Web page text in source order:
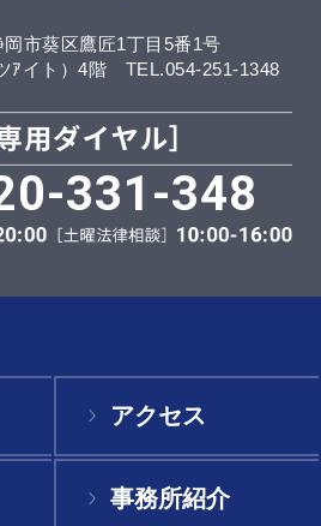
市葵区鷹匠1丁目5番1号
ｱイト）4階 TEL.054-251-1348
331-348
アクセス
事務所紹介